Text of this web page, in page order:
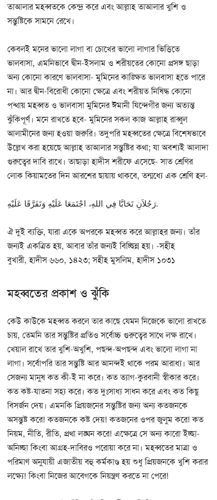
তাআলার মহব্বতকে কেন্দ্র করে এবং আল্লাহ তাআলার খুশি ও
সন্তুষ্টিকে সামনে রেখে।
কেবলই মনের ভালো লাগা বা চোখের ভালো লাগার ভিত্তিতে
ভালবাসা, এমনিভাবে দ্বীন-ইসলাম ও শরীয়তের কোনো প্রসঙ্গ ছাড়া
অন্য কোনো কারণে ভালবাসা- মুমিনের কাঙ্ক্ষিত ভালবাসা হতে পারে
না। আর দ্বীন-বিরোধী কোনো ক্ষেত্রে এবং শরীয়ত নিষিদ্ধ কোনো
পন্থায় মহব্বত ও ভালবাসা মুমিনের ঈমানী যিন্দেগীর জন্য অত্যন্ত
ঝুঁকিপূর্ণ। মনে রাখতে হবে- মুমিনের সকল কাজ আল্লাহ রাব্বুল
আলামীনের জন্য হওয়া জরুরি। তদুপরি মহব্বতের ক্ষেত্রে বিশেষভাবে
উল্লেখ করা হয়েছে আল্লাহ তাআলার সন্তুষ্টির কথা; যা অবশ্যই আলাদা
গুরুত্বের দাবি রাখে। তাছাড়া হাদীস শরীফে এসেছে- সাত শ্রেণির
লোক কিয়ামতের দিন আরশের ছায়ায় থাকবে, তন্মধ্যে এক শ্রেণি হল-
رَجُلاَنِ تَحَابَّا فِي اللهِ، اجْتَمَعَا عَلَيْهِ وَتَفَرَّقَا عَلَيْهِ.
ঐ দুই ব্যক্তি, যারা একে অপরকে মহব্বত করে আল্লাহর জন্য। তাঁর
জন্যই একত্রিত হয়, আবার তাঁর জন্যই বিচ্ছিন্ন হয়। -সহীহ
বুখারী, হাদীস ৬৬০, ১৪২৩; সহীহ মুসলিম, হাদীস ১০৩১
মহব্বতের প্রকাশ ও ঝুঁকি
কেউ কাউকে মহব্বত করলে তার কাছে যেমন নিজেকে ভালো রাখতে
চায়, তেমনি তার সন্তুষ্টির প্রতিও সর্বোচ্চ গুরুত্বের সাথে লক্ষ রাখে।
খেয়াল রাখে তার খুশি-অখুশি, পছন্দ-অপছন্দ এবং ভালো লাগা না
লাগা। সর্বোপরি তার সন্তুষ্টি আর আনন্দই থাকে পরম আরাধ্য। আর
সেজন্য মানুষ কত কী-ই না করে। কত ত্যাগ-কুরবানী স্বীকার করে।
কত কষ্ট-যাতনা সহ্য করে। কত দুঃসাধ্য সাধন করে এবং কত কিছু
বিসর্জন দেয়। এমনকি প্রিয়জনের সন্তুষ্টির জন্য অন্য কতজনকে
অসন্তুষ্ট করে! কতজনকে কষ্ট দেয়! কতজনের ওপর জুলুম করে! কত
নিয়ম, নীতি, রীতি, প্রথা লঙ্ঘন করে! এক্ষেত্রে সে অন্য কারো ইচ্ছা-
অনিচ্ছা কিংবা আগ্রহ-দাবিরও পরোয়া করে না। মহব্বতের মাত্রা ও
পরিমাণ অনুযায়ী এজাতীয় বহু কর্মকাণ্ড হয় শুধু প্রিয়জনকে খুশি করার
লক্ষ্যে! কিংবা নিজের আবেগকে নিয়ন্ত্রণ করতে না পেরে!